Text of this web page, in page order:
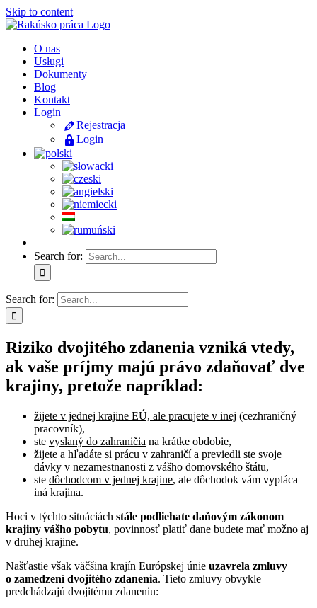
Skip to content
O nas
Usługi
Dokumenty
Blog
Kontakt
Login
Rejestracja
Login
Search for:
Search for:
Riziko dvojitého zdanenia vzniká vtedy,
ak vaše príjmy majú právo zdaňovať dve
krajiny, pretože napríklad:
žijete v jednej krajine EÚ, ale pracujete v inej (cezhraničný
pracovník),
ste vyslaný do zahraničia na krátke obdobie,
žijete a hľadáte si prácu v zahraničía previedli ste svoje
dávky v nezamestnanosti z vášho domovského štátu,
ste dôchodcom v jednej krajine, ale dôchodok vám vypláca
iná krajina.
Hoci v týchto situáciách stále podliehate daňovým zákonom
krajiny vášho pobytu, povinnosť platiť dane budete mať možno aj
v druhej krajine.
Našťastie však väčšina krajín Európskej únie uzavrela zmluvy
o zamedzení dvojitého zdanenia. Tieto zmluvy obvykle
predchádzajú dvojitému zdaneniu: